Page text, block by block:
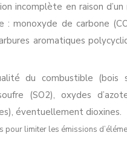
incomplète en raison
: monoxyde de carbone
aromatiques
du combustible
(SO2), oxydes
éventuellement dioxines.
pour limiter les émissions